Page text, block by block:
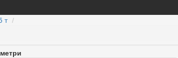
т